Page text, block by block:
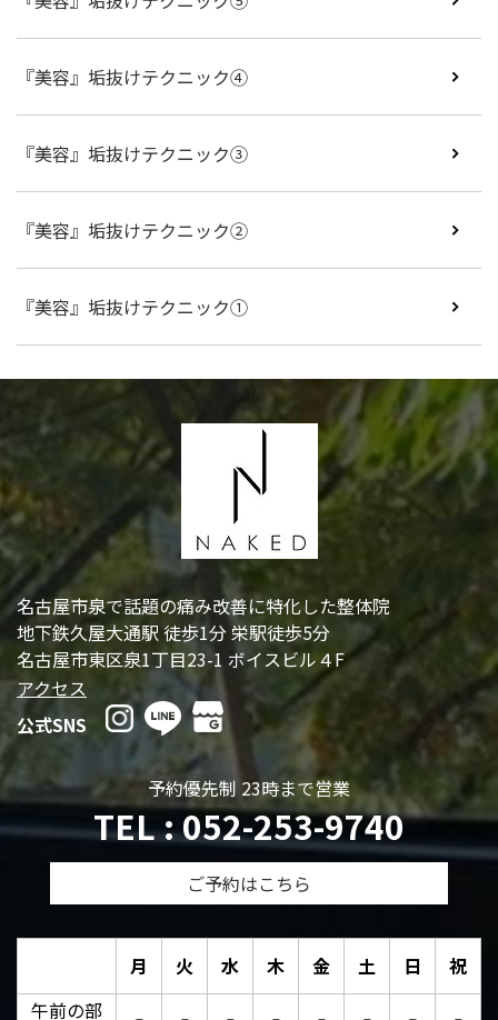
『美容』垢抜けテクニック④
『美容』垢抜けテクニック③
『美容』垢抜けテクニック②
『美容』垢抜けテクニック①
名古屋市泉で話題の痛み改善に特化した整体院
地下鉄久屋大通駅 徒歩1分 栄駅徒歩5分
名古屋市東区泉1丁目23-1 ボイスビル４F
アクセス
公式SNS
予約優先制 23時まで営業
TEL : 052-253-9740
ご予約はこちら
月 火 水 木 金 土 日
祝
午前の部